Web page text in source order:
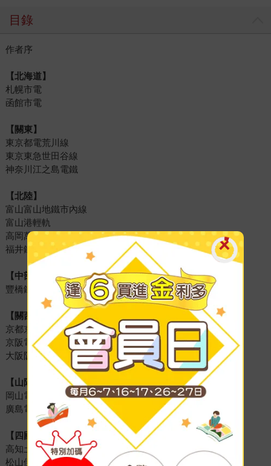
目錄
作者序
【北海道】
札幌市電
函館市電
【關東】
東京都電荒川線
東京東急世田谷線
神奈川江之島電鐵
【北陸】
富山富山地鐵市內線
富山港輕軌
高岡萬葉線
福井鐵道福武線
【中部】
豐橋鐵道市內線
【關西】
京都京福電鐵（嵐電）
京阪電車大津線
大阪阪堺電氣鐵道
【山陽】
岡山電氣軌道
廣島電鐵
【四國】
高知土佐電交通
松山伊予鐵道